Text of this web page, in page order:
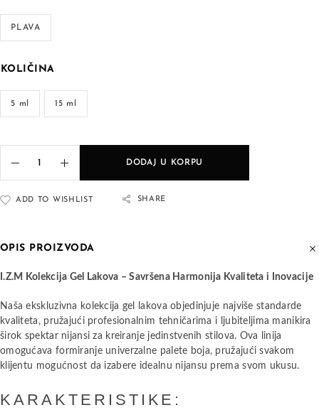
PLAVA
KOLIČINA
5 ml 15 ml
DODAJ U KORPU
ADD TO WISHLIST SHARE
OPIS PROIZVODA
I.Z.M Kolekcija Gel Lakova – Savršena Harmonija Kvaliteta i Inovacije
Naša ekskluzivna kolekcija gel lakova objedinjuje najviše standarde
kvaliteta, pružajući profesionalnim tehničarima i ljubiteljima manikira
širok spektar nijansi za kreiranje jedinstvenih stilova. Ova linija
omogućava formiranje univerzalne palete boja, pružajući svakom
klijentu mogućnost da izabere idealnu nijansu prema svom ukusu.
KARAKTERISTIKE: